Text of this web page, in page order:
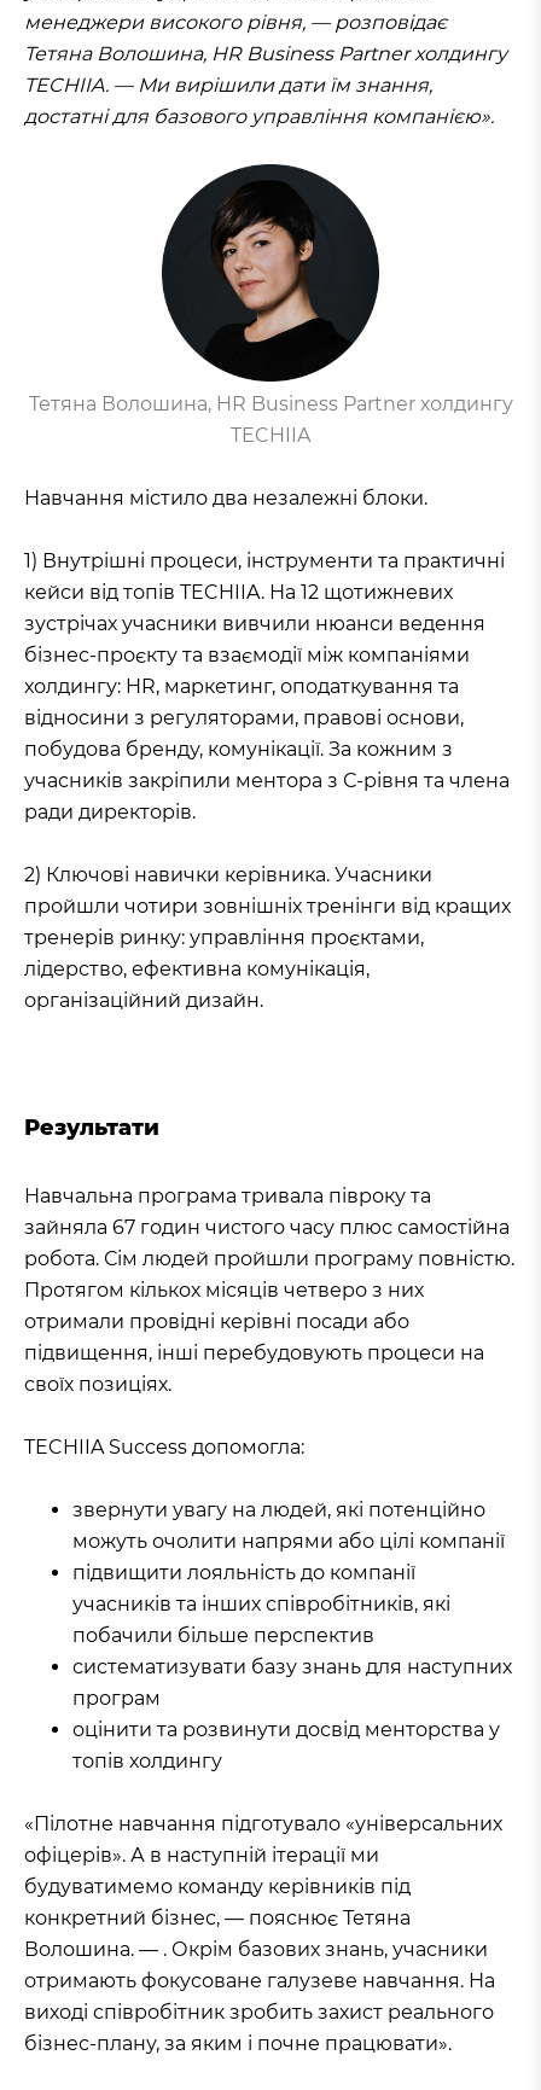
менеджери високого рівня, — розповідає
Тетяна Волошина, HR Business Partner холдингу
TECHIIA. — Ми вирішили дати їм знання,
достатні для базового управління компанією».
Тетяна Волошина, HR Business Partner холдингу
TECHIIA
Навчання містило два незалежні блоки.
1) Внутрішні процеси, інструменти та практичні
кейси від топів TECHIIA. На 12 щотижневих
зустрічах учасники вивчили нюанси ведення
бізнес-проєкту та взаємодії між компаніями
холдингу: HR, маркетинг, оподаткування та
відносини з регуляторами, правові основи,
побудова бренду, комунікації. За кожним з
учасників закріпили ментора з С-рівня та члена
ради директорів.
2) Ключові навички керівника. Учасники
пройшли чотири зовнішніх тренінги від кращих
тренерів ринку: управління проєктами,
лідерство, ефективна комунікація,
організаційний дизайн.
Результати
Навчальна програма тривала півроку та
зайняла 67 годин чистого часу плюс самостійна
робота. Сім людей пройшли програму повністю.
Протягом кількох місяців четверо з них
отримали провідні керівні посади або
підвищення, інші перебудовують процеси на
своїх позиціях.
TECHIIA Success допомогла:
звернути увагу на людей, які потенційно
можуть очолити напрями або цілі компанії
підвищити лояльність до компанії
учасників та інших співробітників, які
побачили більше перспектив
систематизувати базу знань для наступних
програм
оцінити та розвинути досвід менторства у
топів холдингу
«Пілотне навчання підготувало «універсальних
офіцерів». А в наступній ітерації ми
будуватимемо команду керівників під
конкретний бізнес, — пояснює Тетяна
Волошина. — . Окрім базових знань, учасники
отримають фокусоване галузеве навчання. На
виході співробітник зробить захист реального
бізнес-плану, за яким і почне працювати».